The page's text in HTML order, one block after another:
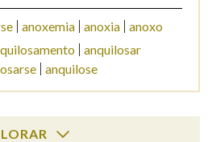
anoxemia anoxia anoxo
anquilosar
anquilose